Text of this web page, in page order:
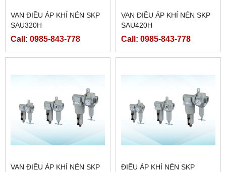
VAN ĐIỀU ÁP KHÍ NÉN SKP
SAU320H
Call: 0985-843-778
VAN ĐIỀU ÁP KHÍ NÉN SKP
SAU420H
Call: 0985-843-778
VAN ĐIỀU ÁP KHÍ NÉN SKP
ĐIỀU ÁP KHÍ NÉN SKP